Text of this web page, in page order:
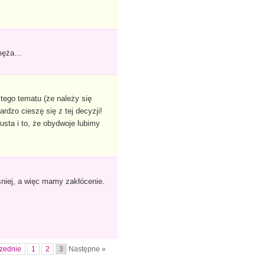
tematu (że należy się
cieszę się z tej decyzji!
i to, że obydwoje lubimy
a więc mamy zakłócenie.
1 2 3 Następne »